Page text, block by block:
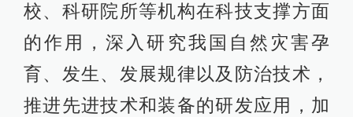
校、科研院所等机构在科技支撑方面
的作用，深入研究我国自然灾害孕
育、发生、发展规律以及防治技术，
推进先进技术和装备的研发应用，加